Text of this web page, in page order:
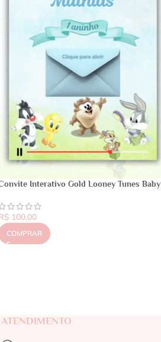
Interativo Gold Looney Tunes Baby
100,00
COMPRAR
ATENDIMENTO